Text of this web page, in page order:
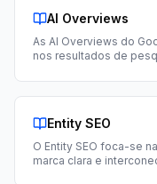
AI Overviews
As AI Overviews do
nos resultados de
Entity SEO
O Entity SEO foca-se
marca clara e